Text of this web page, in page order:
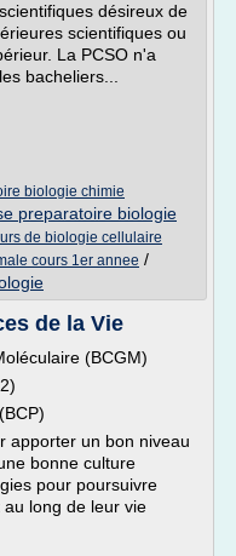
désireux de
scientifiques ou
La PCSO n'a
bacheliers...
biologie chimie
preparatoire biologie
de biologie cellulaire
cours 1er annee /
de la Vie
(BCGM)
apporter un bon niveau
bonne culture
pour poursuivre
long de leur vie